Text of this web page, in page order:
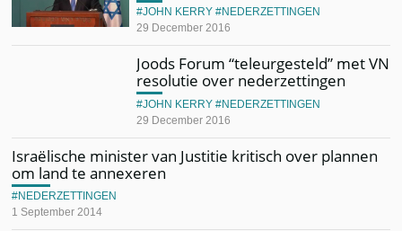
29 December 2016
JOHN KERRY NEDERZETTINGEN
Joods Forum “teleurgesteld” met VN
resolutie over nederzettingen
29 December 2016
JOHN KERRY NEDERZETTINGEN
Israëlische minister van Justitie kritisch over plannen
om land te annexeren
1 September 2014
NEDERZETTINGEN